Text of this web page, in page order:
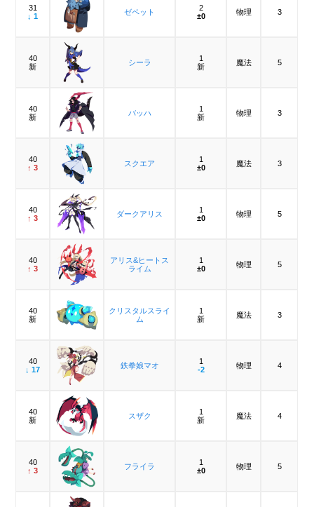
31
↓ 1
ゼペット
2
±0
物理 3
40
新
シーラ
1
新
魔法 5
40
新
バッハ
1
新
物理 3
40
↑ 3
スクエア
1
±0
魔法 3
40
↑ 3
ダークアリス
1
±0
物理 5
40
↑ 3
アリス&ヒートス
ライム
1
±0
物理 5
40
新
クリスタルスライ
ム
1
新
魔法 3
40
↓ 17
鉄拳娘マオ
1
-2
物理 4
40
新
スザク
1
新
魔法 4
40
↑ 3
フライラ
1
±0
物理 5